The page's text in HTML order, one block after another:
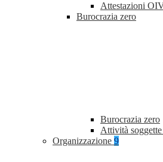
Attestazioni
Burocrazia zero
Burocrazia zero
Attività
Organizzazione 9